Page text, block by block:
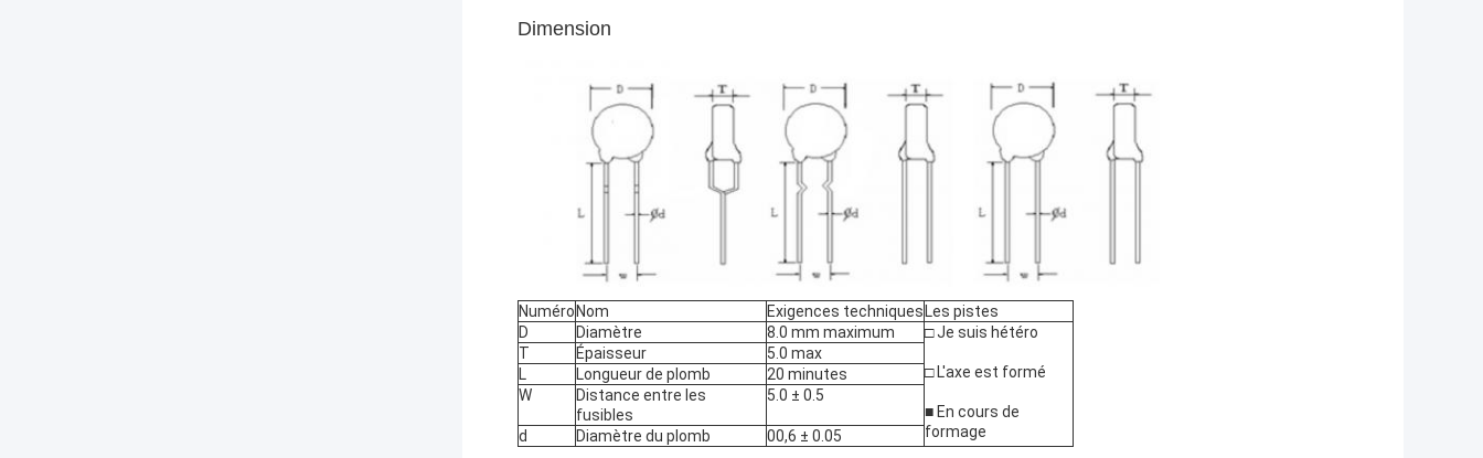
Dimension
Numéro Nom Exigences techniques Les pistes
D
Diamètre 8.0 mm maximum □ Je suis hétéro
□ L'axe est formé
■ En cours de
formage
T Épaisseur
5.0 max
L
Longueur de plomb
20 minutes
W
Distance entre les
fusibles
5.0 ± 0.5
d Diamètre du plomb 00,6 ± 0.05